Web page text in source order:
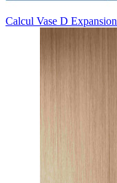
Calcul Vase D Expansion